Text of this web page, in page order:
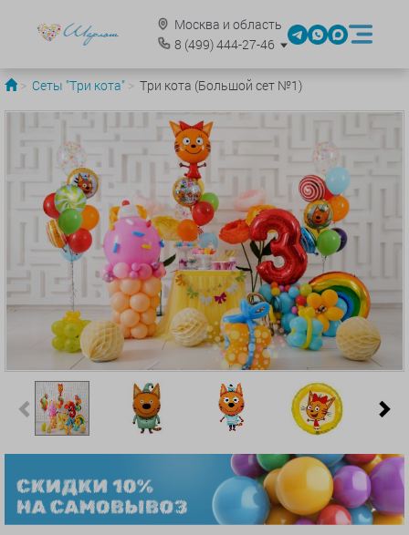
Москва и область
8 (499)444-27-46
Сеты "Три кота" Три кота (Большой сет №1)
Previous